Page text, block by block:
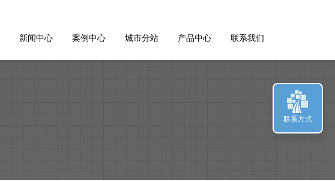
新闻中心 案例中心 城市分站 产品中心 联系我们
联系方式